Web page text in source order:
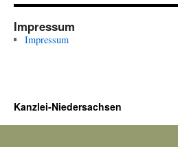
Impressum
Impressum
Kanzlei-Niedersachsen